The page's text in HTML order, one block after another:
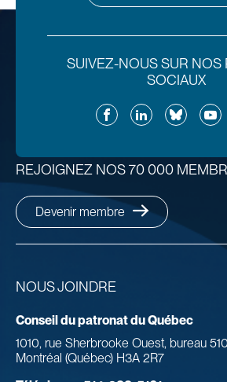
SUIVEZ-NOUS SUR NOS
SOCIAUX
FacebookLinkedInBluesky
NOUS JOINDRE
Conseil du patronat du Québec
1010, rue Sherbrooke Ouest, bureau 510
Montréal (Québec) H3A 2R7
REJOIGNEZ NOS 70 000
Devenir membre